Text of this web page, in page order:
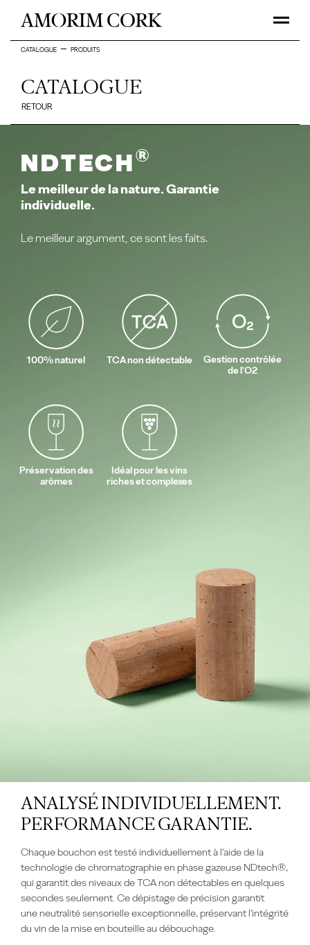
CATALOGUE PRODUITS
CATALOGUE
RETOUR
NDtech®
Le meilleur de la nature. Garantie
individuelle.
Le meilleur argument, ce sont les faits.
100% naturel TCA non détectable
Gestion contrôlée
de l'O2
Préservation des
arômes
Idéal pour les vins
riches et complexes
ANALYSÉ INDIVIDUELLEMENT.
PERFORMANCE GARANTIE.
Chaque bouchon est testé individuellement à l'aide de la
technologie de chromatographie en phase gazeuse NDtech®,
qui garantit des niveaux de TCA non détectables en quelques
secondes seulement. Ce dépistage de précision garantit
une neutralité sensorielle exceptionnelle, préservant l'intégrité
du vin de la mise en bouteille au débouchage.